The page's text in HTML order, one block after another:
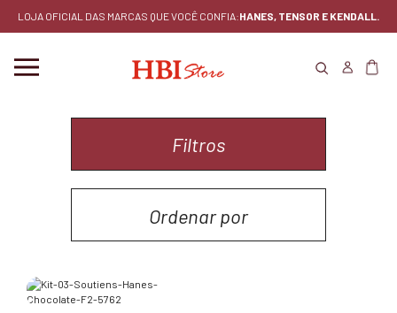
LOJA OFICIAL DAS MARCAS QUE VOCÊ CONFIA:HANES, TENSOR E KENDALL.
Filtros
Ordenar por